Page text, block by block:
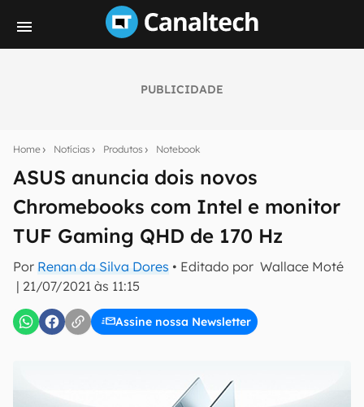
PUBLICIDADE
Home Notícias Produtos Notebook
ASUS anuncia dois novos
Chromebooks com Intel e monitor
TUF Gaming QHD de 170 Hz
Por Renan da Silva Dores • Editado por Wallace Moté
| 21/07/2021 às 11:15
Assine nossa Newsletter
notícias e reviews sobre tecnologia em primeira
mão.
E-mail
inscreva-se
Confirmo que li, aceito e concordo com os Termos de
Uso e Política de Privacidade do Canaltech.